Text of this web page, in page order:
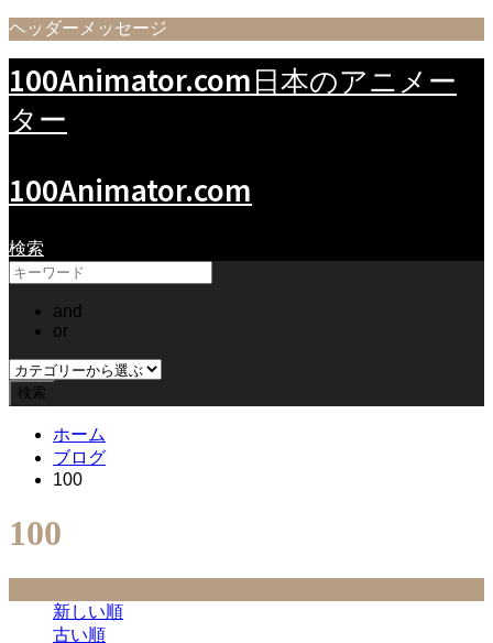
ヘッダーメッセージ
100Animator.com 日本のアニメー
ター
100Animator.com
検索
and
or
ホーム
ブログ
100
100
新しい順
古い順